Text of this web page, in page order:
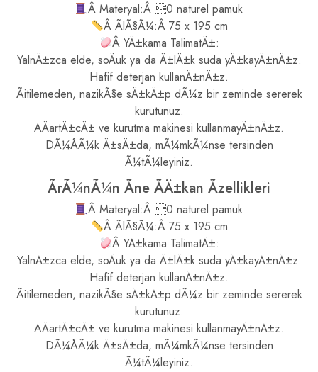
Â Materyal:Â 0 naturel pamuk
Â ÃlÃ§Ã¼:Â 75 x 195 cm
Â YÄ±kama TalimatÄ±:
YalnÄ±zca elde, soÄuk ya da Ä±lÄ±k suda yÄ±kayÄ±nÄ±z.
Hafif deterjan kullanÄ±nÄ±z.
Ãitilemeden, nazikÃ§e sÄ±kÄ±p dÃ¼z bir zeminde sererek
kurutunuz.
AÄartÄ±cÄ± ve kurutma makinesi kullanmayÄ±nÄ±z.
DÃ¼ÅÃ¼k Ä±sÄ±da, mÃ¼mkÃ¼nse tersinden
Ã¼tÃ¼leyiniz.
ÃrÃ¼nÃ¼n Ãne ÃÄ±kan Ãzellikleri
Â Materyal:Â 0 naturel pamuk
Â ÃlÃ§Ã¼:Â 75 x 195 cm
Â YÄ±kama TalimatÄ±:
YalnÄ±zca elde, soÄuk ya da Ä±lÄ±k suda yÄ±kayÄ±nÄ±z.
Hafif deterjan kullanÄ±nÄ±z.
Ãitilemeden, nazikÃ§e sÄ±kÄ±p dÃ¼z bir zeminde sererek
kurutunuz.
AÄartÄ±cÄ± ve kurutma makinesi kullanmayÄ±nÄ±z.
DÃ¼ÅÃ¼k Ä±sÄ±da, mÃ¼mkÃ¼nse tersinden
Ã¼tÃ¼leyiniz.